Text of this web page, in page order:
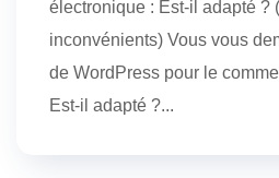
électronique : Est-il adapté ?
inconvénients) Vous vous
de WordPress pour le
Est-il adapté ?...